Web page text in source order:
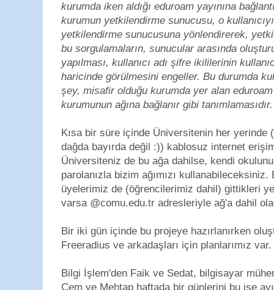
kurumda iken aldığı eduroam yayınına
kurumun yetkilendirme sunucusu, o
yetkilendirme sunucusuna yönlendirerek,
bu sorgulamaların, sunucular arasında
yapılması, kullanıcı adı şifre ikililerinin
haricinde görülmesini engeller. Bu durumda
şey, misafir olduğu kurumda yer alan eduroam
kurumunun ağına bağlanır gibi tanımlamasıdır.
Kısa bir süre içinde Üniversitenin her yerinde
dağda bayırda değil :)) kablosuz internet
Üniversiteniz de bu ağa dahilse, kendi
parolanızla bizim ağımızı
üyelerimiz de (öğrencilerimiz dahil) gittikleri
varsa @comu.edu.tr adresleriyle ağ'a dahil
Bir iki gün içinde bu projeye hazırlanırken
Freeradius ve arkadaşları için planlarımız var.
Bilgi İşlem'den Faik ve Sedat, bilgisayar
Cem ve Mehtap haftada bir günlerini bu işe